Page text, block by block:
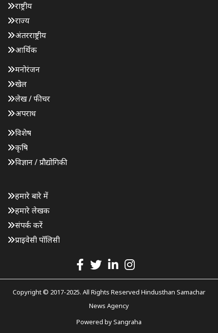
राष्ट्रीय
राज्य
अंतरराष्ट्रीय
आर्थिक
मनोरंजन
खेल
लेख / फीचर
अपराध
विशेष
कृषि
विज्ञान / प्रौद्योगिकी
हमारे बारे में
हमारे लेखक
संपर्क करें
प्राइवेसी पॉलिसी
Copyright © 2017-2025. All Rights Reserved Hindusthan Samachar
News Agency
Powered bySangraha